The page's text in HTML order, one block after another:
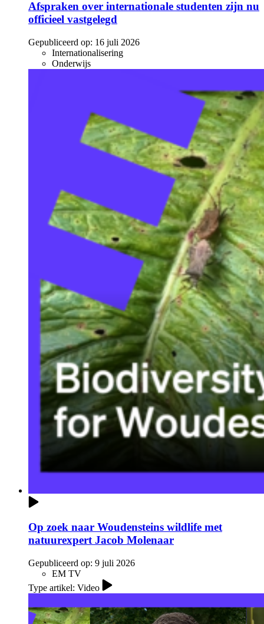
Afspraken over internationale studenten zijn nu
officieel vastgelegd
Gepubliceerd op: 16 juli 2026
Internationalisering
Onderwijs
Op zoek naar Woudensteins wildlife met
natuurexpert Jacob Molenaar
Gepubliceerd op: 9 juli 2026
EM TV
Type artikel: Video